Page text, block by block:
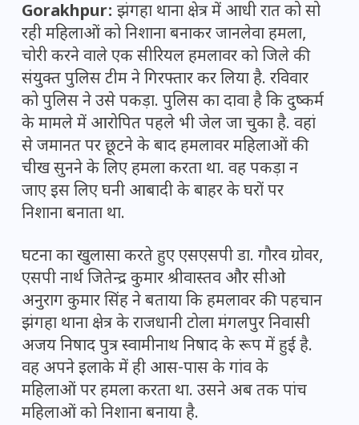
Gorakhpur: झंगहा थाना क्षेत्र में आधी रात को सो
रही महिलाओं को निशाना बनाकर जानलेवा हमला,
चोरी करने वाले एक सीरियल हमलावर को जिले की
संयुक्त पुलिस टीम ने गिरफ्तार कर लिया है. रविवार
को पुलिस ने उसे पकड़ा. पुलिस का दावा है कि दुष्कर्म
के मामले में आरोपित पहले भी जेल जा चुका है. वहां
से जमानत पर छूटने के बाद हमलावर महिलाओं की
चीख सुनने के लिए हमला करता था. वह पकड़ा न
जाए इस लिए घनी आबादी के बाहर के घरों पर
निशाना बनाता था.
घटना का खुलासा करते हुए एसएसपी डा. गौरव ग्रोवर,
एसपी नार्थ जितेन्द्र कुमार श्रीवास्तव और सीओ
अनुराग कुमार सिंह ने बताया कि हमलावर की पहचान
झंगहा थाना क्षेत्र के राजधानी टोला मंगलपुर निवासी
अजय निषाद पुत्र स्वामीनाथ निषाद के रूप में हुई है.
वह अपने इलाके में ही आस-पास के गांव के
महिलाओं पर हमला करता था. उसने अब तक पांच
महिलाओं को निशाना बनाया है.